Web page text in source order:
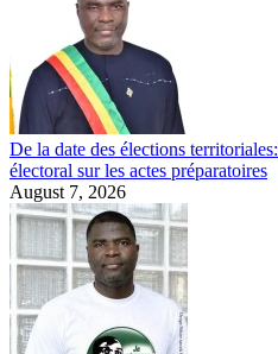
De la date des élections
électoral sur les actes préparatoires
August 7, 2026